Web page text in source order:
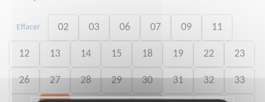
Effacer 02 03 06 07 09 11
12 13 14 15 18 19 22 23
26 27 28 29 30 31 32 33